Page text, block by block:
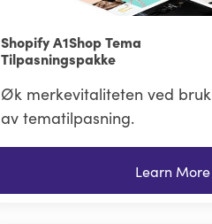
Shopify A1Shop Tema
Tilpasningspakke
Øk merkevitaliteten ved bruk
av tematilpasning.
Learn More